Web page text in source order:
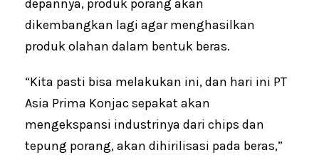
depannya, produk porang akan
dikembangkan lagi agar menghasilkan
produk olahan dalam bentuk beras.
“Kita pasti bisa melakukan ini, dan hari ini PT
Asia Prima Konjac sepakat akan
mengekspansi industrinya dari chips dan
tepung porang, akan dihirilisasi pada beras,”